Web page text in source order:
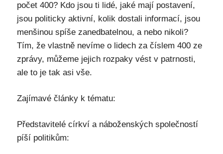
počet 400? Kdo jsou ti lidé, jaké mají postavení,
jsou politicky aktivní, kolik dostali informací, jsou
menšinou spíše zanedbatelnou, a nebo nikoli?
Tím, že vlastně nevíme o lidech za číslem 400 ze
zprávy, můžeme jejich rozpaky vést v patrnosti,
ale to je tak asi vše.
Zajímavé články k tématu:
Představitelé církví a náboženských společností
píší politikům: